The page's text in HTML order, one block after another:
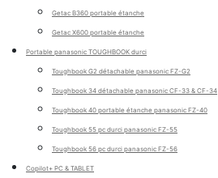
Getac B360 portable étanche
Getac X600 portable étanche
Portable panasonic TOUGHBOOK durci
Toughbook G2 détachable panasonic FZ-G2
Toughbook 34 détachable panasonic CF-33 & CF-34
Toughbook 40 portable étanche panasonic FZ-40
Toughbook 55 pc durci panasonic FZ-55
Toughbook 56 pc durci panasonic FZ-56
Copilot+ PC & TABLET